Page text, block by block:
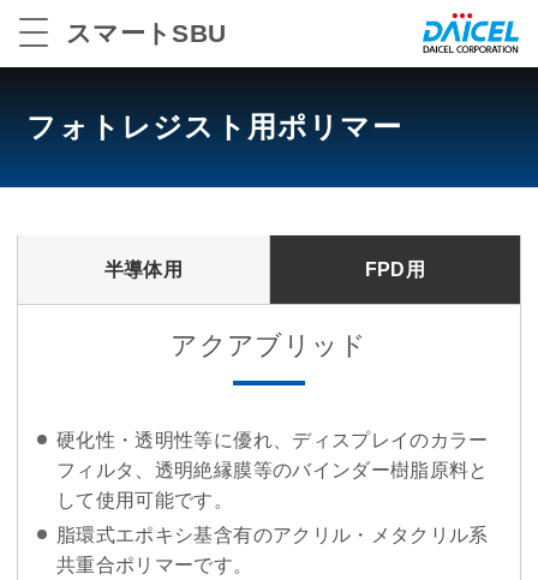
スマートSBU
フォトレジスト用ポリマー
半導体用 FPD用
アクアブリッド
硬化性・透明性等に優れ、ディスプレイのカラー
フィルタ、透明絶縁膜等のバインダー樹脂原料と
して使用可能です。
脂環式エポキシ基含有のアクリル・メタクリル系
共重合ポリマーです。